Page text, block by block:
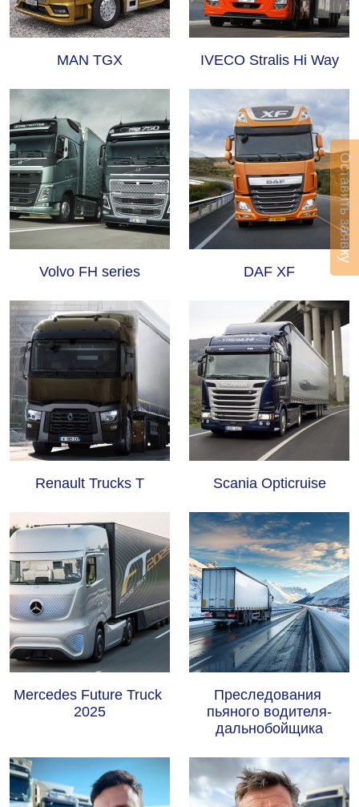
MAN TGX IVECO Stralis Hi Way
Volvo FH series DAF XF
Renault Trucks T Scania Opticruise
Mercedes Future Truck
2025
Преследования
пьяного водителя-
дальнобойщика
Оставить заявку